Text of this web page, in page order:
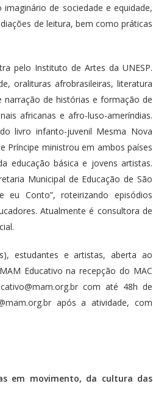
de sociedade e equidade,
de leitura, bem como práticas
pelo Instituto de Artes da UNESP.
oralituras afrobrasileiras, literatura
narração de histórias e formação de
africanas e afro-luso-ameríndias.
livro infanto-juvenil Mesma Nova
Príncipe ministrou em ambos países
educação básica e jovens artistas.
Municipal de Educação de São
Conto”, roteirizando episódios
Atualmente é consultora de
estudantes e artistas, aberta ao
Educativo na recepção do MAC
com até 48h de
após a atividade, com
em movimento, da cultura das